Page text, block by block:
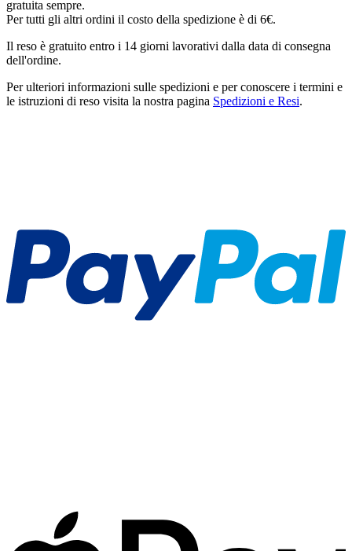
gratuita sempre.
Per tutti gli altri ordini il costo della spedizione è di 6€.
Il reso è gratuito entro i 14 giorni lavorativi dalla data di consegna
dell'ordine.
Per ulteriori informazioni sulle spedizioni e per conoscere i termini e
le istruzioni di reso visita la nostra pagina Spedizioni e Resi.